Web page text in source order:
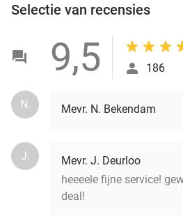
Selectie van recensies
9,5 186
N. Mevr. N. Bekendam
J.
Mevr. J. Deurloo
heeeele fijne service!
deal!